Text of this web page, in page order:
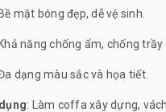
Bề mặt bóng đẹp, dễ vệ sinh.
Khả năng chống ẩm, chống trầy
dạng màu sắc và họa tiết.
: Làm coffa xây dựng,